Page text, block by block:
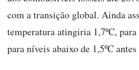
com a transição global. Ainda
temperatura atingiria 1,7ºC,
para níveis abaixo de 1,5ºC